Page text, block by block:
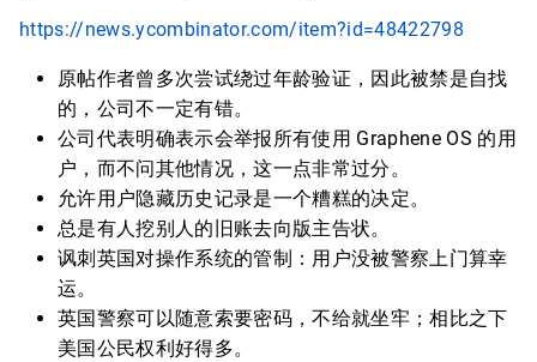
https://news.ycombinator.com/item?id=48422798
原帖作者曾多次尝试绕过年龄验证，因此被禁是自找
的，公司不一定有错。
公司代表明确表示会举报所有使用 Graphene OS 的用
户，而不问其他情况，这一点非常过分。
允许用户隐藏历史记录是一个糟糕的决定。
总是有人挖别人的旧账去向版主告状。
讽刺英国对操作系统的管制：用户没被警察上门算幸
运。
英国警察可以随意索要密码，不给就坐牢；相比之下
美国公民权利好得多。